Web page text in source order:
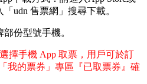
udn 售票網」搜尋下載。
份型號手機。
擇手機 App 取票，用戶可於訂
我的票券」專區『已取票券』確